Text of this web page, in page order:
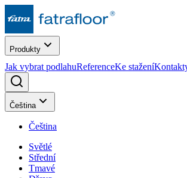
Produkty
Jak vybrat podlahuReferenceKe stažení
Čeština
Čeština
Světlé
Střední
Tmavé